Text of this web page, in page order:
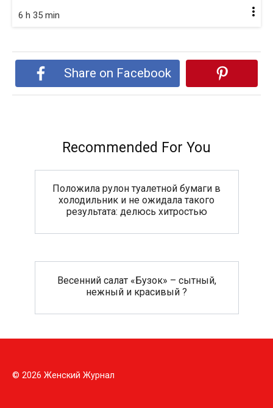
6 h 35 min
Share on Facebook
Recommended For You
Положила рулон туалетной бумаги в
холодильник и не ожидала такого
результата: делюсь хитростью
Весенний салат «Бузок» – сытный,
нежный и красивый ?
© 2026 Женский Журнал